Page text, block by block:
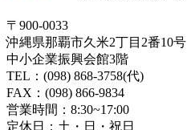
〒900-0033
沖縄県那覇市久米2丁目2番10号
中小企業振興会館3階
TEL：(098) 868-3758(代)
FAX：(098) 866-9834
営業時間：8:30~17:00
定休日：土・日・祝日